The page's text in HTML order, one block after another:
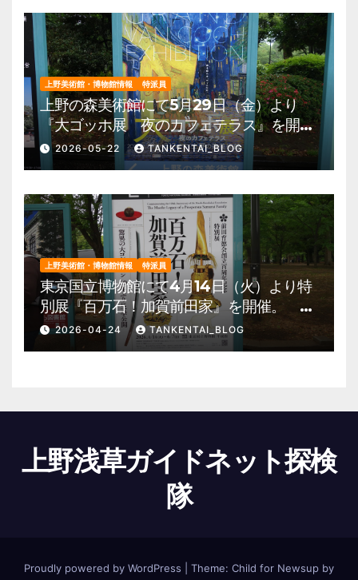
上野美術館・博物館情報 特派員
上野の森美術館にて5月29日（金）より
『大ゴッホ展 夜のカフェテラス』を開
催。 上野公園 美術館・博物館 混雑情
報他
2026-05-22 TANKENTAI_BLOG
上野美術館・博物館情報 特派員
東京国立博物館にて4月14日（火）より特
別展『百万石！加賀前田家』を開催。 上
野公園 美術館・博物館 混雑情報他
2026-04-24 TANKENTAI_BLOG
上野浅草ガイドネット探検
隊
Proudly powered by WordPress Theme: Child for Newsup by